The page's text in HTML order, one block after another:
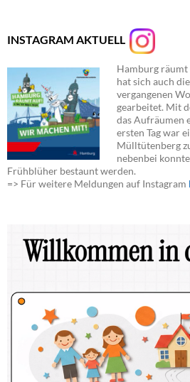
INSTAGRAM AKTUELL
Hamburg
hat sich auch
vergangenen
gearbeitet. Mit
das Aufräumen
ersten Tag war
Mülltütenberg
nebenbei
Frühblüher bestaunt werden.
=> Für weitere Meldungen auf Instagram